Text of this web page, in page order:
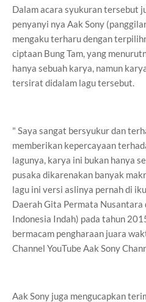
Dalam acara syukuran tersebut
penyanyi nya Aak Sony
mengaku terharu dengan
ciptaan Bung Tam, yang
hanya sebuah karya, namun
tersirat didalam lagu tersebut.
" Saya sangat bersyukur dan
memberikan kepercayaan
lagunya, karya ini bukan hanya
pusaka dikarenakan banyak
lagu ini versi aslinya pernah di
Daerah Gita Permata Nusantara
Indonesia Indah) pada tahun
bermacam pengharaan juara
Channel YouTube Aak Sony
Aak Sony juga mengucapkan